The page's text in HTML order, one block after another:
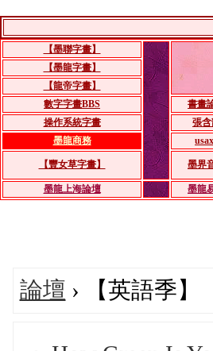
【墨聯字畫】
【墨龍字畫】
【龍帝字畫】
數字字畫BBS
書畫
操作系統字畫
張
墨龍商務
【豐女草字畫】 墨界
墨龍上海論壇 墨龍
論壇 › 【英語季】